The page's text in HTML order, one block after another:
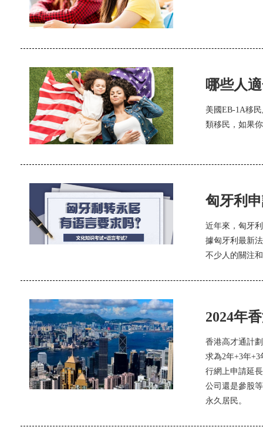
哪些人
美國EB-1A移
類移民，如果
匈牙利
近年來，匈牙
據匈牙利最新
不少人的關注
2024年
香港高才通計
求為2年+3年
行網上申請延
公司還是參股
永久居民。